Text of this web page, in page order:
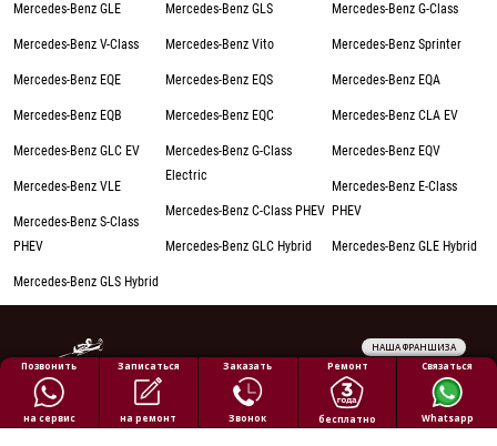
Mercedes-Benz GLE
Mercedes-Benz V-Class
Mercedes-Benz EQE
Mercedes-Benz EQB
Mercedes-Benz GLC EV
Mercedes-Benz VLE
Mercedes-Benz S-Class
PHEV
Mercedes-Benz GLS Hybrid
Mercedes-Benz GLS
Mercedes-Benz Vito
Mercedes-Benz EQS
Mercedes-Benz EQC
Mercedes-Benz G-Class
Electric
Mercedes-Benz C-Class PHEV
Mercedes-Benz GLC Hybrid
Mercedes-Benz G-Class
Mercedes-Benz Sprinter
Mercedes-Benz EQA
Mercedes-Benz CLA EV
Mercedes-Benz EQV
Mercedes-Benz E-Class
PHEV
Mercedes-Benz GLE Hybrid
НАША ФРАНШИЗА
Обработка персональных данных
Политика конфиденциальности
Полезная информация
Все права защищены © 2026 АВТОПИЛОТ
Позвонить
на сервис
Записаться
на ремонт
Заказать
Звонок
Ремонт
бесплатно
Связаться
Whatsapp